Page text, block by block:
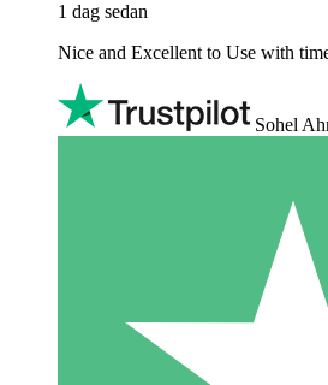
1 dag sedan
Nice and Excellent to Use with
Sohel